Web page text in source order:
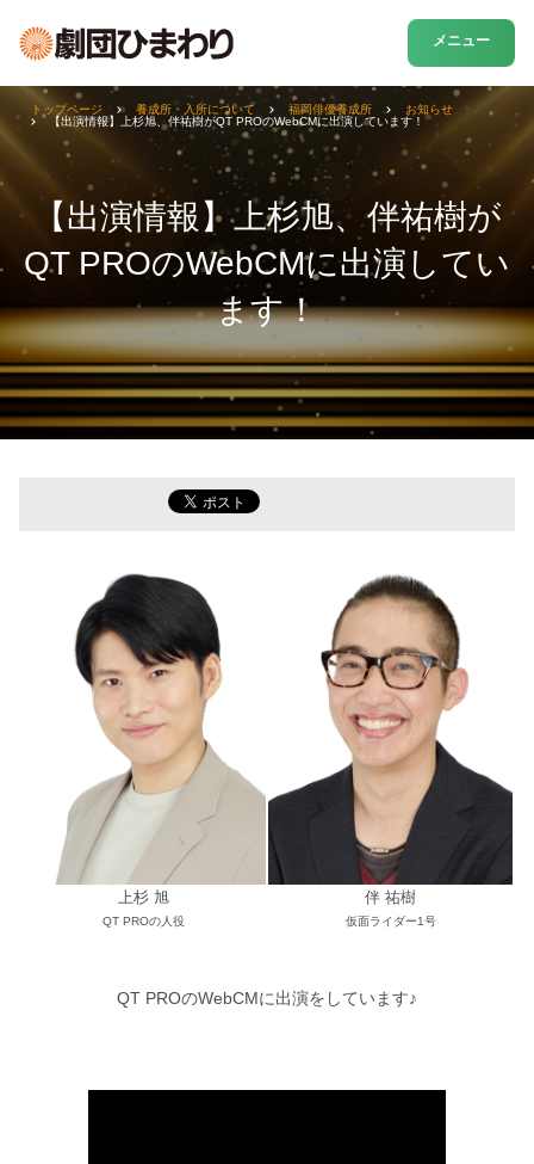
メニュー
【出演情報】上杉旭、伴祐樹が
QT PROのWebCMに出演してい
ます！
トップページ 養成所・入所について 福岡俳優養成所
お知らせ
【出演情報】上杉旭、伴祐樹がQT PROのWebCMに出演しています！
上杉 旭
QT PROの人役
伴 祐樹
仮面ライダー1号
QT PROのWebCMに出演をしています♪